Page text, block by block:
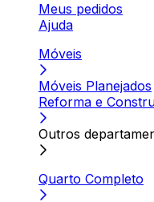
Meus pedidos
Ajuda
Móveis
Móveis Planejados
Reforma e
Outros
Quarto Completo